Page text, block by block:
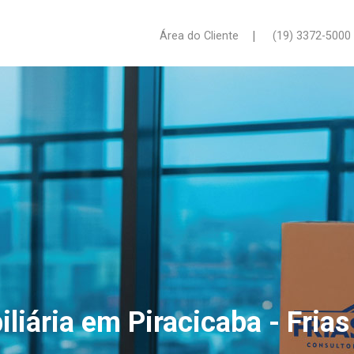
Área do Cliente | (19) 3372-5000
em Piracicaba -